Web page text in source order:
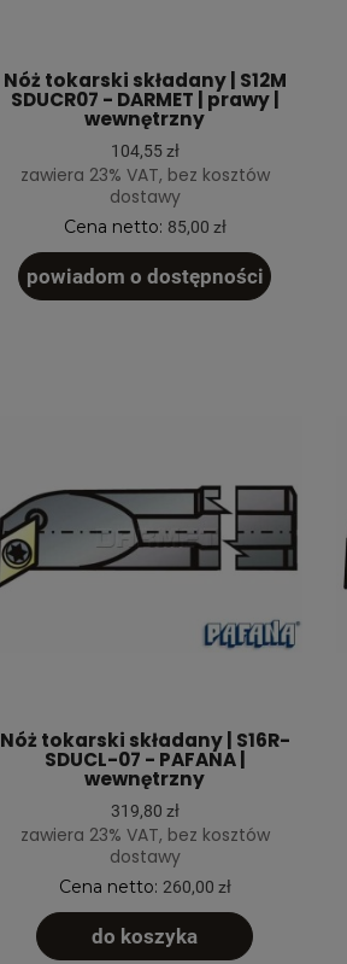
Nóż tokarski składany | S12M
SDUCR07 - DARMET | prawy |
wewnętrzny
104,55 zł
zawiera 23% VAT, bez kosztów
dostawy
Cena netto: 85,00 zł
powiadom o dostępności
Nóż tokarski składany | S16R-
SDUCL-07 - PAFANA |
wewnętrzny
319,80 zł
zawiera 23% VAT, bez kosztów
dostawy
Cena netto: 260,00 zł
do koszyka